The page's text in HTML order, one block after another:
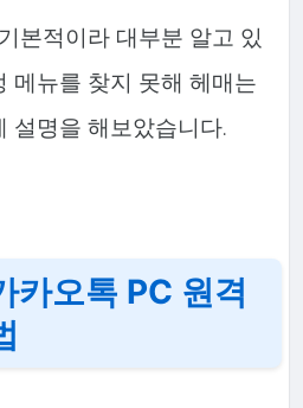
본적이라 대부분 알고 있
메뉴를 찾지 못해 헤매는
설명을 해보았습니다.
카오톡 PC 원격